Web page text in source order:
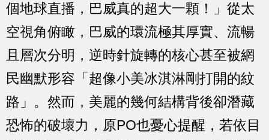
個地球直播，巴威真的超大一顆！」從太
空視角俯瞰，巴威的環流極其厚實、流暢
且層次分明，逆時針旋轉的核心甚至被網
民幽默形容「超像小美冰淇淋剛打開的紋
路」。然而，美麗的幾何結構背後卻潛藏
恐怖的破壞力，原PO也憂心提醒，若依目